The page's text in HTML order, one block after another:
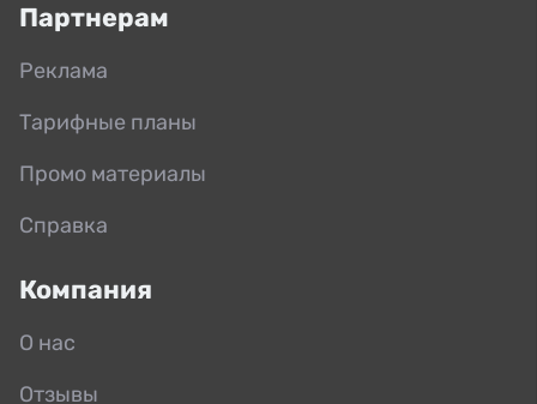
Партнерам
Реклама
Тарифные планы
Промо материалы
Справка
Компания
О нас
Отзывы